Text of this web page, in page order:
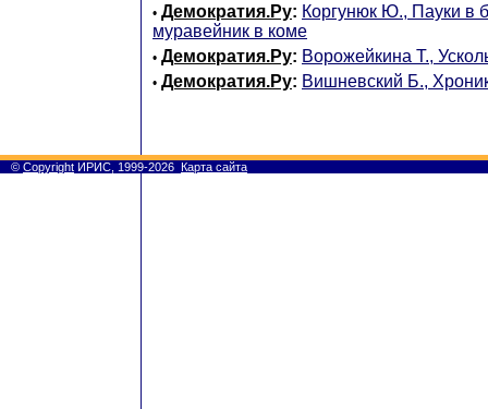
• Демократия.Ру: Коргунюк Ю., Пауки в
муравейник в коме
• Демократия.Ру: Ворожейкина Т.,
• Демократия.Ру: Вишневский Б.,
© Copyright ИРИС, 1999-2026 Карта сайта